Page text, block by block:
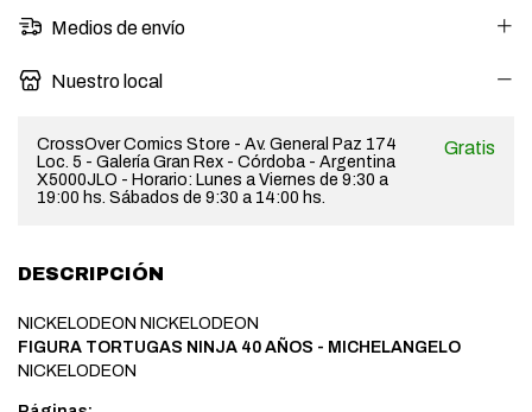
Medios de envío
Nuestro local
CrossOver Comics Store - Av. General Paz 174
Loc. 5 - Galería Gran Rex - Córdoba - Argentina
X5000JLO - Horario: Lunes a Viernes de 9:30 a
19:00 hs. Sábados de 9:30 a 14:00 hs.
Gratis
DESCRIPCIÓN
NICKELODEON NICKELODEON
FIGURA TORTUGAS NINJA 40 AÑOS - MICHELANGELO
NICKELODEON